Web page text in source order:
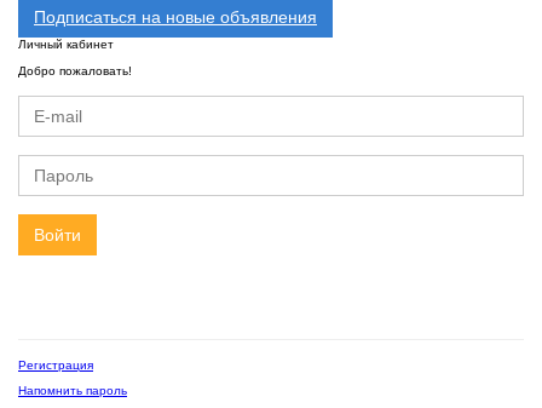
Подписаться на новые объявления
Личный кабинет
Добро пожаловать!
Войти
Регистрация
Напомнить пароль